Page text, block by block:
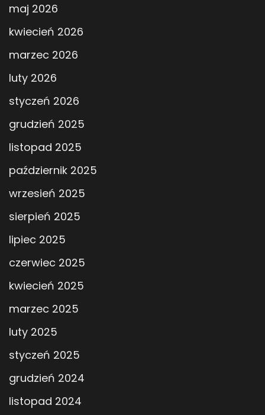
maj 2026
kwiecień 2026
marzec 2026
luty 2026
styczeń 2026
grudzień 2025
listopad 2025
październik 2025
wrzesień 2025
sierpień 2025
lipiec 2025
czerwiec 2025
kwiecień 2025
marzec 2025
luty 2025
styczeń 2025
grudzień 2024
listopad 2024